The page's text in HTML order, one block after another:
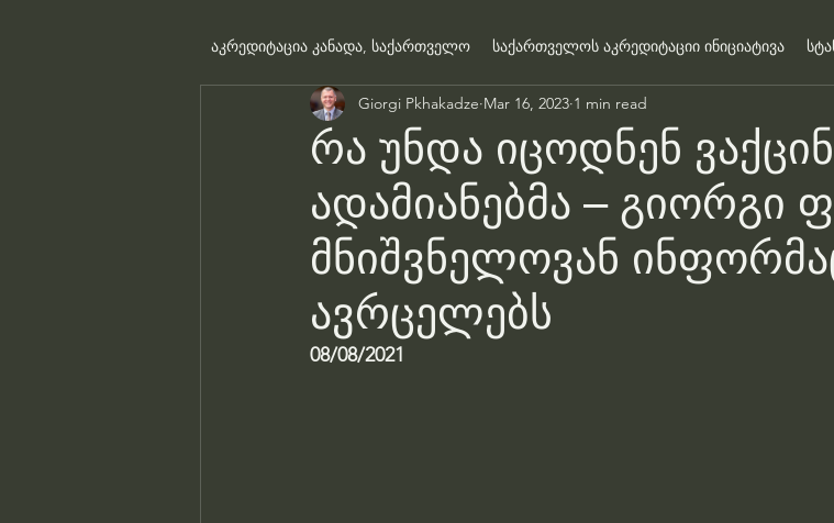
აკრედიტაცია კანადა, საქართველო საქართველოს აკრედიტაციი ინიციატივა
რა უნდა იცოდნენ
ადამიანებმა – გიორგი
მნიშვნელოვან
ავრცელებს
Giorgi Pkhakadze Mar 16, 2023 1 min read
08/08/2021